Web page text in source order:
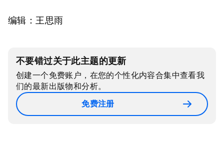
编辑：王思雨
不要错过关于此主题的更新
创建一个免费账户，在您的个性化内容合集中查看我
们的最新出版物和分析。
免费注册